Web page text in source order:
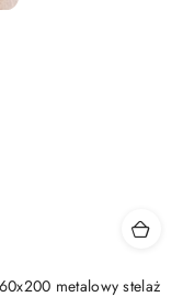
metalowy stelaż